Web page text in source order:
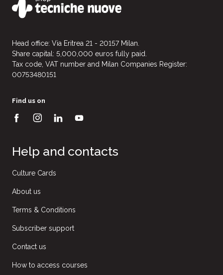
Head office: Via Eritrea 21 - 20157 Milan.
Share capital: 5,000,000 euros fully paid.
Tax code, VAT number and Milan Companies Register:
00753480151
Find us on
Help and contacts
Culture Cards
About us
Terms & Conditions
Subscriber support
Contact us
How to access courses